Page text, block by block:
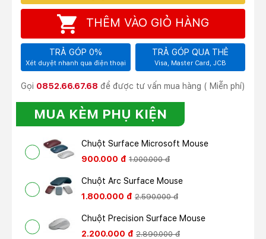
THÊM VÀO GIỎ HÀNG
TRẢ GÓP 0%
Xét duyệt nhanh qua điện thoại
TRẢ GÓP QUA THẺ
Visa, Master Card, JCB
Gọi 0852.66.67.68 để được tư vấn mua hàng ( Miễn phí)
MUA KÈM PHỤ KIỆN
Chuột Surface Microsoft Mouse
900.000 đ 1.000.000 đ
Chuột Arc Surface Mouse
1.800.000 đ 2.590.000 đ
Chuột Precision Surface Mouse
2.200.000 đ 2.890.000 đ